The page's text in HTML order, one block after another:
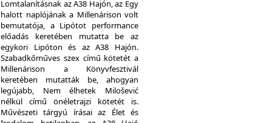
Lomtalanításnak az A38 Hajón, az Egy
halott naplójának a Millenárison volt
bemutatója, a Lipótot performance
előadás keretében mutatta be az
egykori Lipóton és az A38 Hajón.
Szabadkőműves szex című kötetét a
Millenárison a Könyvfesztivál
keretében mutatták be, ahogyan
legújabb, Nem élhetek Milošević
nélkül című önéletrajzi kötetét is.
Művészeti tárgyú írásai az Élet és